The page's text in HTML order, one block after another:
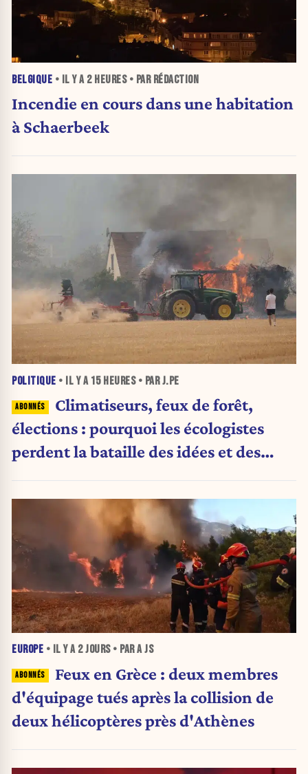
BELGIQUE • IL Y A 2 HEURES• PAR RÉDACTION
Incendie en cours dans une habitation
à Schaerbeek
POLITIQUE • IL Y A 15 HEURES• PAR J.PE
Climatiseurs, feux de forêt,
élections : pourquoi les écologistes
perdent la bataille des idées et des
EUROPE • IL Y A 2 JOURS• PAR A JS
Feux en Grèce : deux membres
d'équipage tués après la collision de
deux hélicoptères près d'Athènes